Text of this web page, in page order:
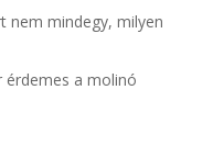
nem mindegy, milyen
érdemes a molinó